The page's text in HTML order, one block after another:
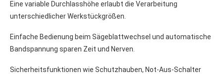
Eine variable Durchlasshöhe erlaubt die Verarbeitung
unterschiedlicher Werkstückgrößen.
Einfache Bedienung beim Sägeblattwechsel und automatische
Bandspannung sparen Zeit und Nerven.
Sicherheitsfunktionen wie Schutzhauben, Not-Aus-Schalter